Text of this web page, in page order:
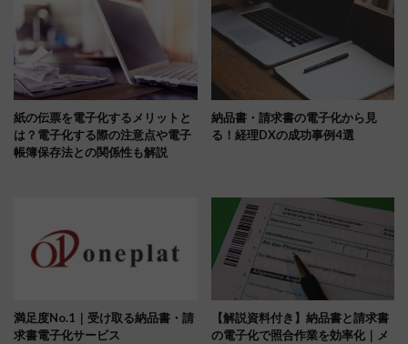
紙の伝票を電子化するメリットと
は？電子化する際の注意点や電子
帳簿保存法との関係性も解説
納品書・請求書の電子化から見
る！経理DXの成功事例4選
満足度No.1｜受け取る納品書・請
求書電子化サービス
【解説資料付き】納品書と請求書
の電子化で照合作業を効率化｜メ